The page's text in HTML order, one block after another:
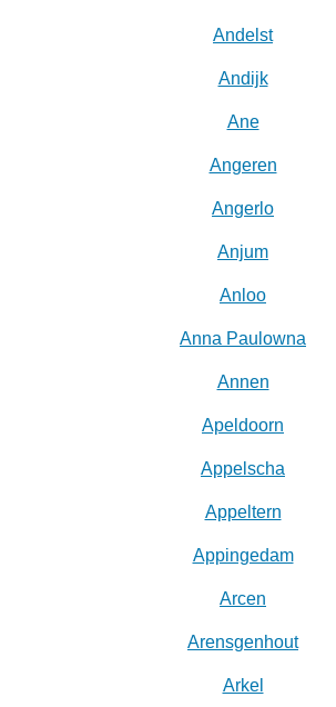
Andelst
Andijk
Ane
Angeren
Angerlo
Anjum
Anloo
Anna Paulowna
Annen
Apeldoorn
Appelscha
Appeltern
Appingedam
Arcen
Arensgenhout
Arkel